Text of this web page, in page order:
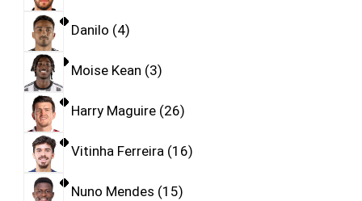
Danilo 4
Moise Kean 3
Harry Maguire 26
Vitinha Ferreira 16
Nuno Mendes 15